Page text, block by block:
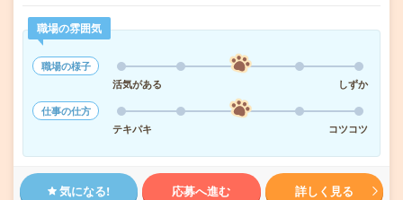
職場の雰囲気
職場の様子
活気がある
しずか
仕事の仕方
テキパキ
コツコツ
気になる! 応募へ進む 詳しく見る